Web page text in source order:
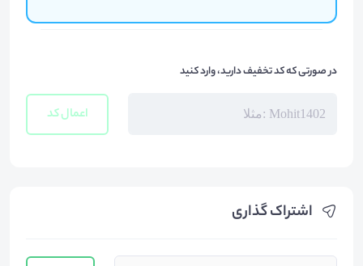
اشتراک گذاری
در صورتی که کد تخفیف دارید، وارد کنید
اعمال کد